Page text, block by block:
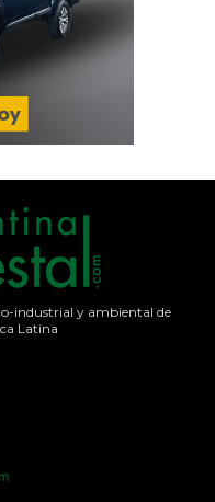
industrial y ambiental de
Latina